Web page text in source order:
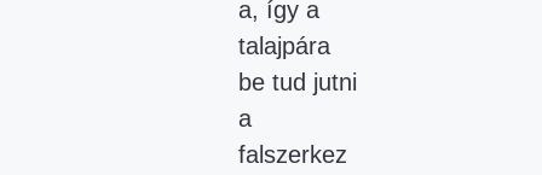
a, így a
talajpára
be tud jutni
a
falszerkez